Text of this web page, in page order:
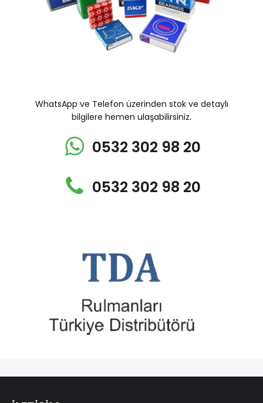
WhatsApp ve Telefon üzerinden stok ve detaylı
bilgilere hemen ulaşabilirsiniz.
0532 302 98 20
0532 302 98 20